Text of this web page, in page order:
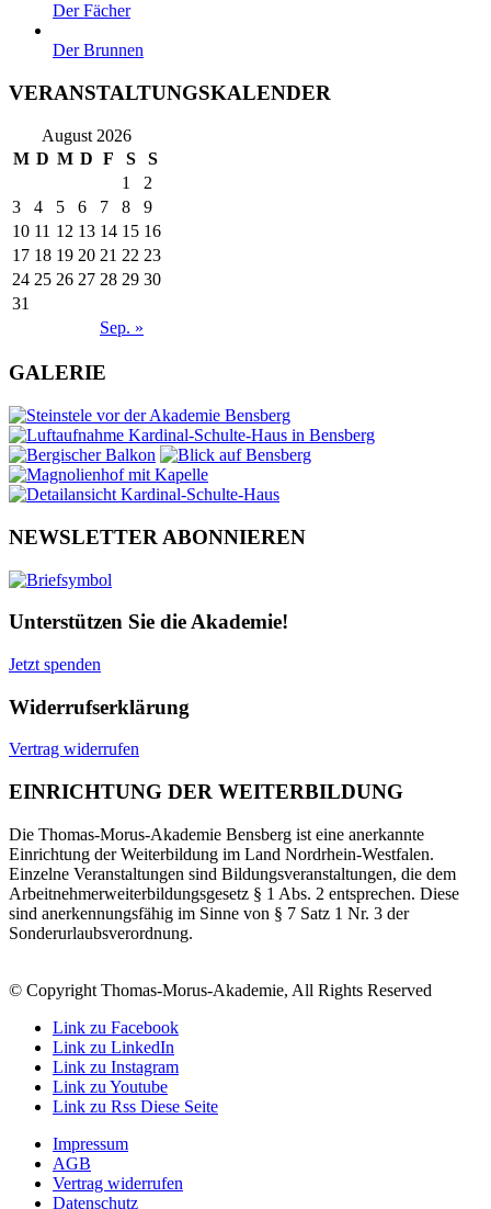
Der Fächer
Der Brunnen
VERANSTALTUNGSKALENDER
August 2026
M D M D F S S
Sep. »
1
2
3
4 5 6 7 8
9
10 11 12 13 14 15 16
17 18 19 20 21 22 23
24 25 26 27 28 29 30
31
GALERIE
NEWSLETTER ABONNIEREN
Unterstützen Sie die Akademie!
Jetzt spenden
Widerrufserklärung
Vertrag widerrufen
EINRICHTUNG DER WEITERBILDUNG
Die Thomas-Morus-Akademie Bensberg ist eine anerkannte
Einrichtung der Weiterbildung im Land Nordrhein-Westfalen.
Einzelne Veranstaltungen sind Bildungsveranstaltungen, die dem
Arbeitnehmerweiterbildungsgesetz § 1 Abs. 2 entsprechen. Diese
sind anerkennungsfähig im Sinne von § 7 Satz 1 Nr. 3 der
Sonderurlaubsverordnung.
© Copyright Thomas-Morus-Akademie, All Rights Reserved
Link zu Facebook
Link zu LinkedIn
Link zu Instagram
Link zu Youtube
Link zu Rss Diese Seite
Impressum
AGB
Vertrag widerrufen
Datenschutz